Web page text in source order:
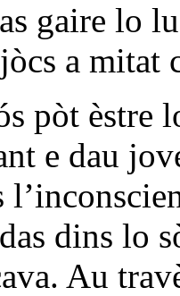
gaire lo
a mitat
pòt èstre
e dau
dins lo
Au